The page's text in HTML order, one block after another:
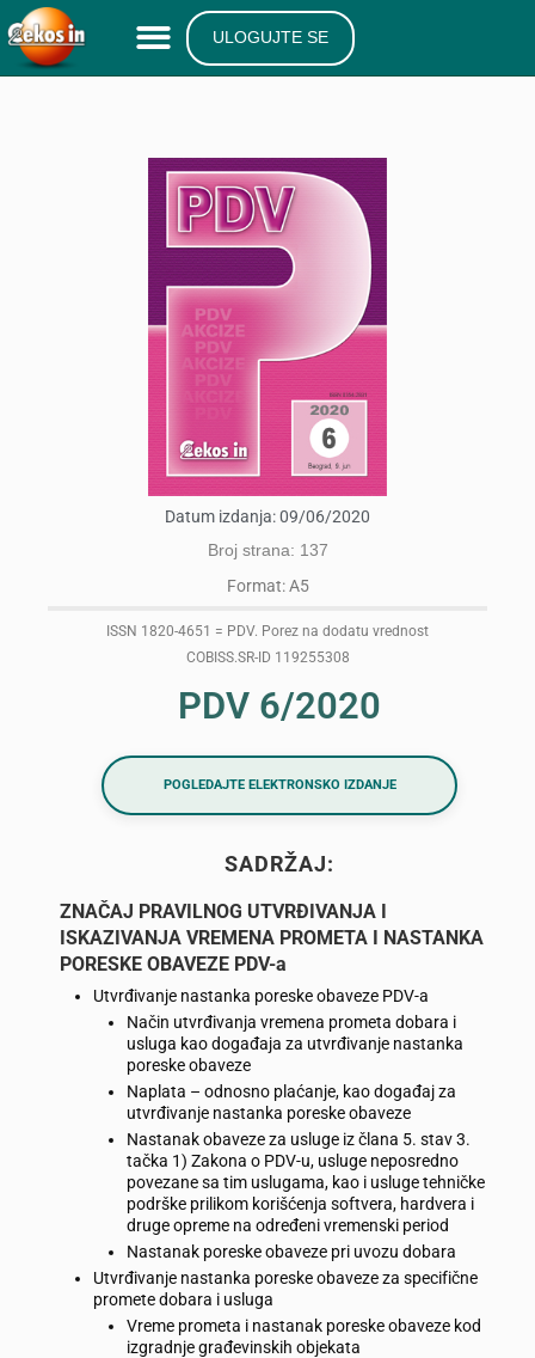
ULOGUJTE SE
Datum izdanja:09/06/2020
Broj strana: 137
Format: A5
ISSN 1820-4651 = PDV. Porez na dodatu vrednost
COBISS.SR-ID 119255308
PDV 6/2020
POGLEDAJTE ELEKTRONSKO IZDANJE
SADRŽAJ:
ZNAČAJ PRAVILNOG UTVRĐIVANJA I
ISKAZIVANJA VREMENA PROMETA I NASTANKA
PORESKE OBAVEZE PDV-a
Utvrđivanje nastanka poreske obaveze PDV-a
Način utvrđivanja vremena prometa dobara i
usluga kao događaja za utvrđivanje nastanka
poreske obaveze
Naplata – odnosno plaćanje, kao događaj za
utvrđivanje nastanka poreske obaveze
Nastanak obaveze za usluge iz člana 5. stav 3.
tačka 1) Zakona o PDV-u, usluge neposredno
povezane sa tim uslugama, kao i usluge tehničke
podrške prilikom korišćenja softvera, hardvera i
druge opreme na određeni vremenski period
Nastanak poreske obaveze pri uvozu dobara
Utvrđivanje nastanka poreske obaveze za specifične
promete dobara i usluga
Vreme prometa i nastanak poreske obaveze kod
izgradnje građevinskih objekata